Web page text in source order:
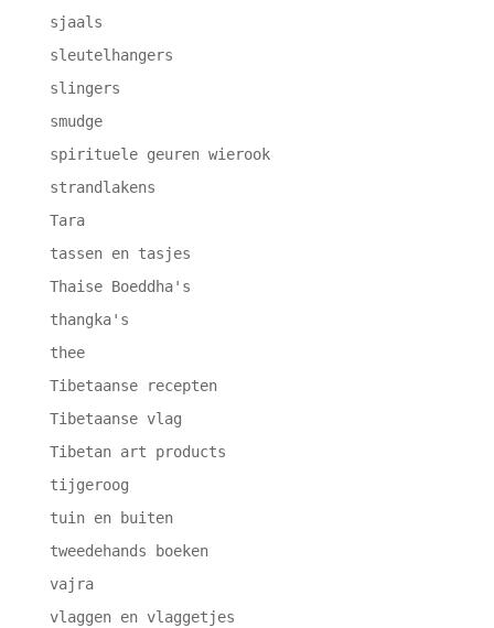
sjaals
sleutelhangers
slingers
smudge
spirituele geuren wierook
strandlakens
Tara
tassen en tasjes
Thaise Boeddha's
thangka's
thee
Tibetaanse recepten
Tibetaanse vlag
Tibetan art products
tijgeroog
tuin en buiten
tweedehands boeken
vajra
vlaggen en vlaggetjes